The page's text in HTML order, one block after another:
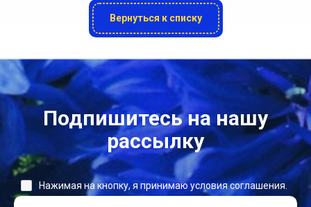
Вернуться к списку
Подпишитесь на нашу
рассылку
Нажимая на кнопку, я принимаю условия соглашения.